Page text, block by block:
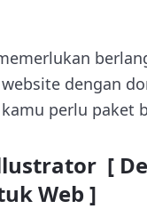
dengan
perlu paket
[
Web ]